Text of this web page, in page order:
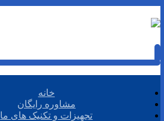
خانه
مشاوره رایگان
تجهیزات و تکنیک های ما